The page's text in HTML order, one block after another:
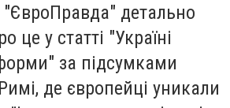
"ЄвроПравда" детально
це у статті "Україні
за підсумками
де європейці уникали